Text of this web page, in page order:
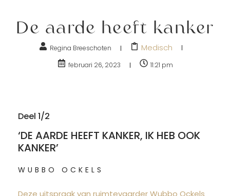
De aarde heeft kanker
Regina Breeschoten Medisch
februari 26, 2023 11:21 pm
Deel 1/2
‘DE AARDE HEEFT KANKER, IK HEB OOK
KANKER’
WUBBO OCKELS
Deze uitspraak van ruimtevaarder Wubbo Ockels